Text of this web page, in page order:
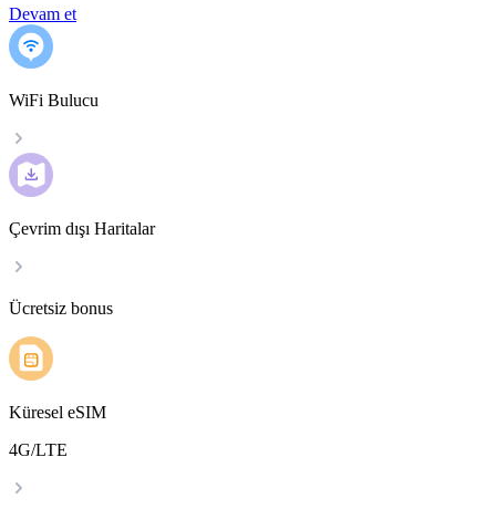
Devam et
WiFi Bulucu
Çevrim dışı Haritalar
Ücretsiz bonus
Küresel eSIM
4G/LTE